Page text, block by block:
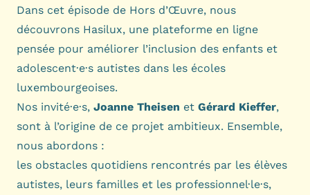
Dans cet épisode de Hors d’Œuvre, nous
découvrons Hasilux, une plateforme en ligne
pensée pour améliorer l’inclusion des enfants et
adolescent·e·s autistes dans les écoles
luxembourgeoises.
Nos invité·e·s, Joanne Theisen et Gérard Kieffer,
sont à l’origine de ce projet ambitieux. Ensemble,
nous abordons :
les obstacles quotidiens rencontrés par les élèves
autistes, leurs familles et les professionnel·le·s,